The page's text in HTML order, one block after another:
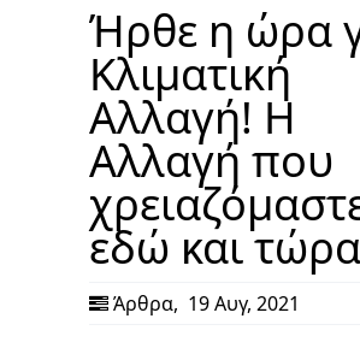
Ήρθε η ώρα
Κλιματική
Αλλαγή! Η
Αλλαγή που
εδώ και τώρα
Άρθρα, 19 Αυγ, 2021